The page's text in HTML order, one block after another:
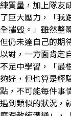
質量，加上隊友
巨大壓力，「我
摧毀。」雖然整
仍未達自己的期
對，一方面肯定
足中學習，「最
好，但也算是經
，不可能每件事
到類似的狀況，